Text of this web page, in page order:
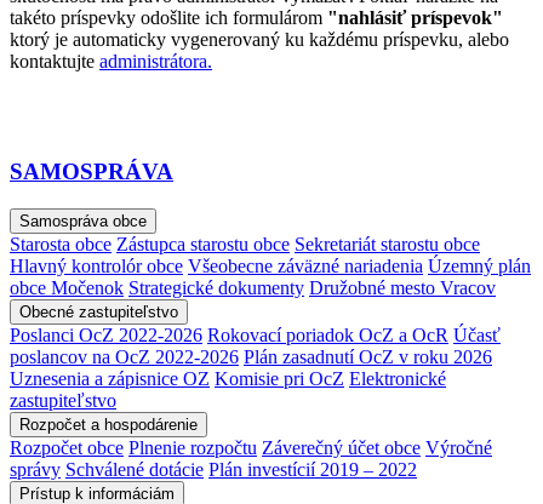
takéto príspevky odošlite ich formulárom "nahlásiť príspevok"
ktorý je automaticky vygenerovaný ku každému príspevku, alebo
kontaktujte administrátora.
SAMOSPRÁVA
Samospráva obce
Starosta obce Zástupca starostu obce Sekretariát starostu obce
Hlavný kontrolór obce Všeobecne záväzné nariadenia Územný plán
obce Močenok Strategické dokumenty Družobné mesto Vracov
Obecné zastupiteľstvo
Poslanci OcZ 2022-2026 Rokovací poriadok OcZ a OcR Účasť
poslancov na OcZ 2022-2026 Plán zasadnutí OcZ v roku 2026
Uznesenia a zápisnice OZ Komisie pri OcZ Elektronické
zastupiteľstvo
Rozpočet a hospodárenie
Rozpočet obce Plnenie rozpočtu Záverečný účet obce Výročné
správy Schválené dotácie Plán investícií 2019 – 2022
Prístup k informáciám